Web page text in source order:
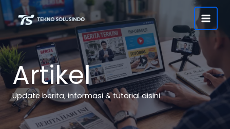
Lewati
ke
konten
Artikel
Update berita, informasi & tutorial disini